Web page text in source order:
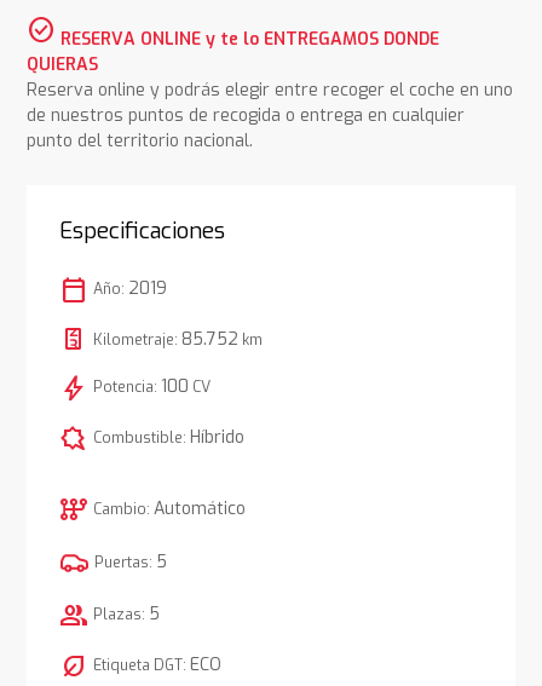
check_circle RESERVA ONLINE y te lo ENTREGAMOS DONDE
QUIERAS
Reserva online y podrás elegir entre recoger el coche en uno
de nuestros puntos de recogida o entrega en cualquier
punto del territorio nacional.
Especificaciones
calendar_today Año: 2019
Kilometraje: 85.752 km
bolt Potencia: 100 CV
comic_bubble Combustible: Híbrido
auto_transmission Cambio: Automático
Puertas: 5
group Plazas: 5
nest_eco_leaf Etiqueta DGT: ECO